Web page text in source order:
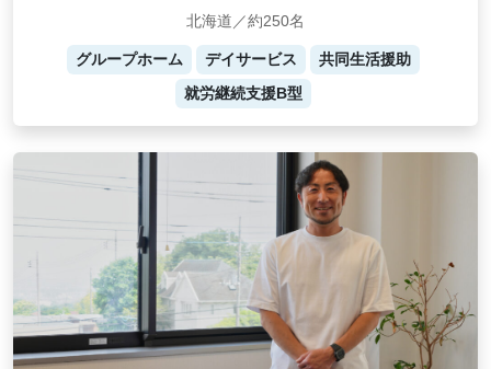
北海道／約250名
グループホーム デイサービス
共同生活援助
就労継続支援B型